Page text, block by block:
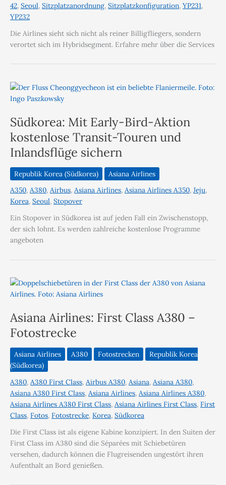
42, Seoul, Sitzplatzanordnung, Sitzplatzkonfiguration, YP231,
YP232
Die Airlines sieht sich nicht als reiner Billigfliegers, sondern
verortet sich im Hybridsegment. Erfahre mehr über die Services
Südkorea: Mit Early-Bird-Aktion
kostenlose Transit-Touren und
Inlandsflüge sichern
Republik Korea (Südkorea)
Asiana Airlines
A350, A380, Airbus, Asiana Airlines, Asiana Airlines A350, Jeju,
Korea, Seoul, Stopover
Ein Stopover in Südkorea ist auf jeden Fall ein Zwischenstopp,
der sich lohnt. Es werden zahlreiche kostenlose Programme
angeboten
Asiana Airlines: First Class A380 –
Fotostrecke
Asiana Airlines A380 Fotostrecken
Republik Korea
(Südkorea)
A380, A380 First Class, Airbus A380, Asiana, Asiana A380,
Asiana A380 First Class, Asiana Airlines, Asiana Airlines A380,
Asiana Airlines A380 First Class, Asiana Airlines First Class, First
Class, Fotos, Fotostrecke, Korea, Südkorea
Die First Class ist als eigene Kabine konzipiert. In den Suiten der
First Class im A380 sind die Séparées mit Schiebetüren
versehen, dadurch können die Flugreisenden ungestört ihren
Aufenthalt an Bord genießen.